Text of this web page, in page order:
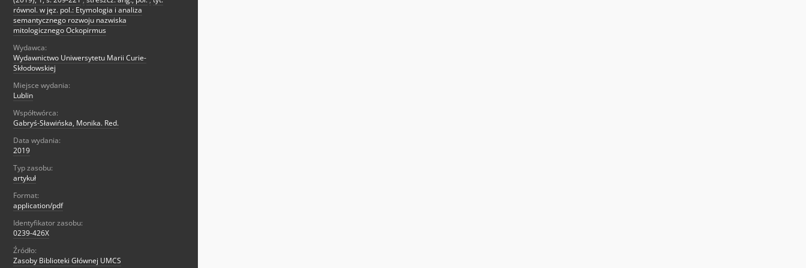
równol. w jęz. pol.: Etymologia i analiza
semantycznego rozwoju nazwiska
mitologicznego Ockopirmus
Wydawca:
Wydawnictwo Uniwersytetu Marii Curie-
Skłodowskiej
Miejsce wydania:
Lublin
Współtwórca:
Gabryś-Sławińska, Monika. Red.
Data wydania:
2019
Typ zasobu:
artykuł
Format:
application/pdf
Identyfikator zasobu:
0239-426X
Źródło:
Zasoby Biblioteki Głównej UMCS